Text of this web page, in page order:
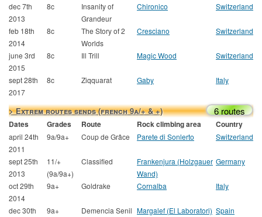
dec 7th
2013
8c
Insanity of
Grandeur
Chironico Switzerland
feb 18th
2014
8c
The Story of 2
Worlds
Cresciano Switzerland
june 3rd
2015
8c Ill Trill Magic Wood Switzerland
sept 28th
2017
8c Ziqquarat Gaby Italy
> Extrem routes sends (french 9a/+ & +) 6 routes
Dates Grades Route Rock climbing area Country
april 24th
2011
9a/9a+ Coup de Grâce Parete di Sonlerto Switzerland
sept 25th
2013
11/+
(9a/9a+)
Classified
Frankenjura (Holzgauer
Wand)
Germany
oct 29th
2014
9a+ Goldrake Cornalba Italy
dec 30th
9a+ Demencia Senil Margalef (El Laboratori) Spain